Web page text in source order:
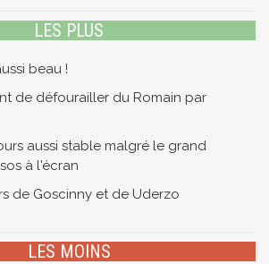
LES PLUS
beau !
de défourailler du Romain par
aussi stable malgré le grand
à l'écran
de Goscinny et de Uderzo
LES MOINS